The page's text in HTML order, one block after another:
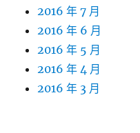
2016 年 7 月
2016 年 6 月
2016 年 5 月
2016 年 4 月
2016 年 3 月